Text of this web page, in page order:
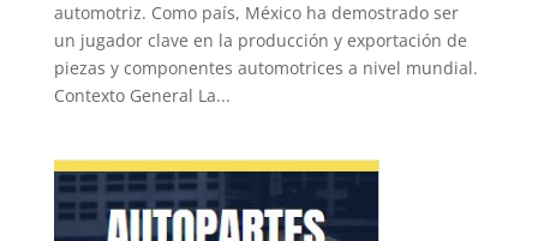
automotriz. Como país, México ha demostrado ser
un jugador clave en la producción y exportación de
piezas y componentes automotrices a nivel mundial.
Contexto General La...